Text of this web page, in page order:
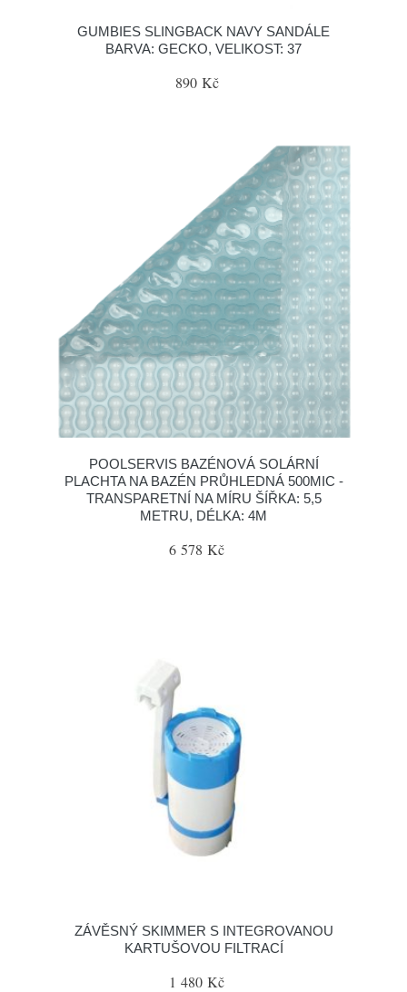
GUMBIES SLINGBACK NAVY SANDÁLE
BARVA: GECKO, VELIKOST: 37
890 Kč
POOLSERVIS BAZÉNOVÁ SOLÁRNÍ
PLACHTA NA BAZÉN PRŮHLEDNÁ 500MIC -
TRANSPARETNÍ NA MÍRU ŠÍŘKA: 5,5
METRU, DÉLKA: 4M
6 578 Kč
ZÁVĚSNÝ SKIMMER S INTEGROVANOU
KARTUŠOVOU FILTRACÍ
1 480 Kč